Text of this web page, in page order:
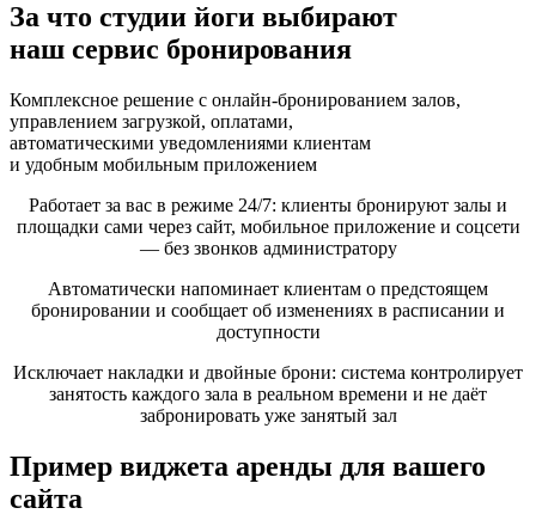
За что студии йоги выбирают
наш сервис бронирования
Комплексное решение с онлайн-бронированием залов,
управлением загрузкой, оплатами,
автоматическими уведомлениями клиентам
и удобным мобильным приложением
Работает за вас в режиме 24/7: клиенты бронируют залы и
площадки сами через сайт, мобильное приложение и соцсети
— без звонков администратору
Автоматически напоминает клиентам о предстоящем
бронировании и сообщает об изменениях в расписании и
доступности
Исключает накладки и двойные брони: система контролирует
занятость каждого зала в реальном времени и не даёт
забронировать уже занятый зал
Пример виджета аренды для вашего
сайта